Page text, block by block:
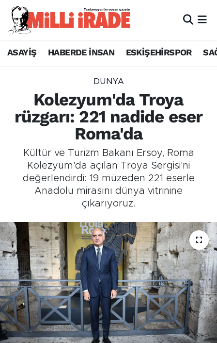
ASAYİŞ HABERDE İNSAN ESKİŞEHİRSPOR
DÜNYA
Kolezyum'da Troya
rüzgarı: 221 nadide eser
Roma'da
Kültür ve Turizm Bakanı Ersoy, Roma
Kolezyum'da açılan Troya Sergisi'ni
değerlendirdi: 19 müzeden 221 eserle
Anadolu mirasını dünya vitrinine
çıkarıyoruz.